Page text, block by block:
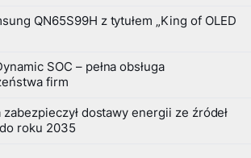
QN65S99H z tytułem „King of OLED
SOC – pełna obsługa
firm
zabezpieczył dostawy energii ze źródeł
roku 2035